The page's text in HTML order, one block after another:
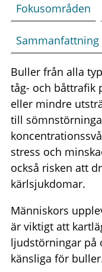
Fokusområden
Sammanfattning
Buller från alla
tåg- och båttrafik
eller mindre
till
stress och
också risken att
kärlsjukdomar.
Människors
är viktigt att
ljudstörningar på
känsliga för